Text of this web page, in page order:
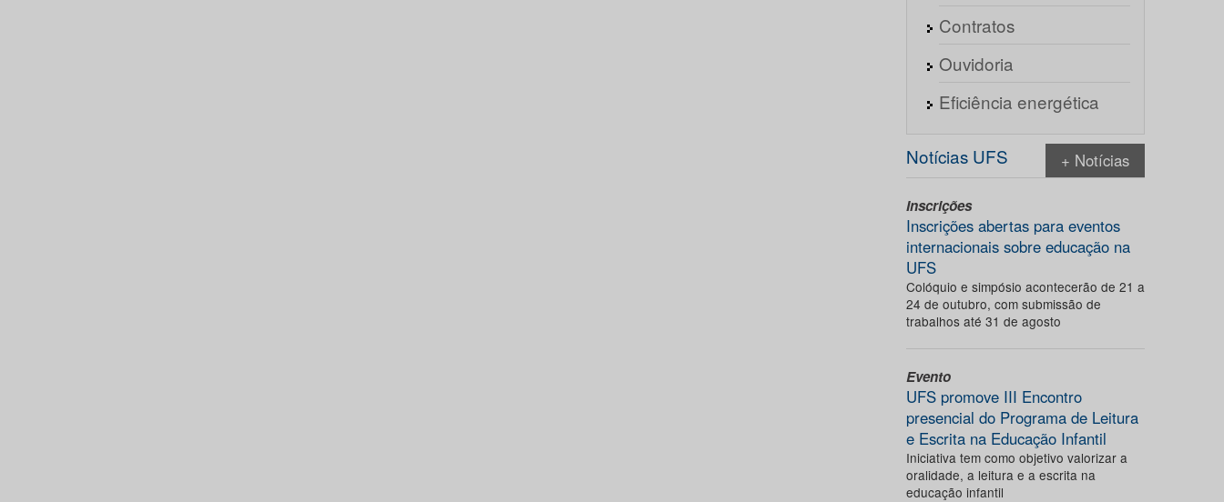
Contratos
Ouvidoria
Eficiência energética
Notícias UFS + Notícias
Inscrições
Inscrições abertas para eventos
internacionais sobre educação na
UFS
Colóquio e simpósio acontecerão de 21 a
24 de outubro, com submissão de
trabalhos até 31 de agosto
Evento
UFS promove III Encontro
presencial do Programa de Leitura
e Escrita na Educação Infantil
Iniciativa tem como objetivo valorizar a
oralidade, a leitura e a escrita na
educação infantil